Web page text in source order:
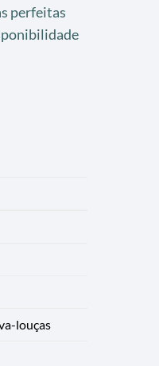
perfeitas
louças